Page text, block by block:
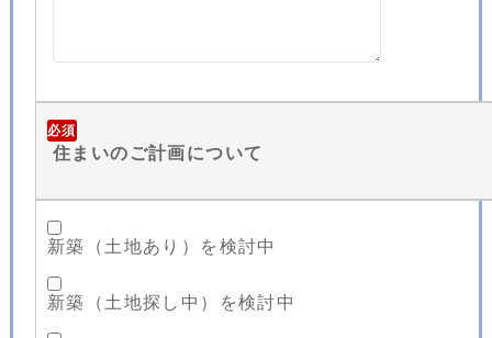
必須
住まいのご計画について
新築（土地あり）を検討中
新築（土地探し中）を検討中